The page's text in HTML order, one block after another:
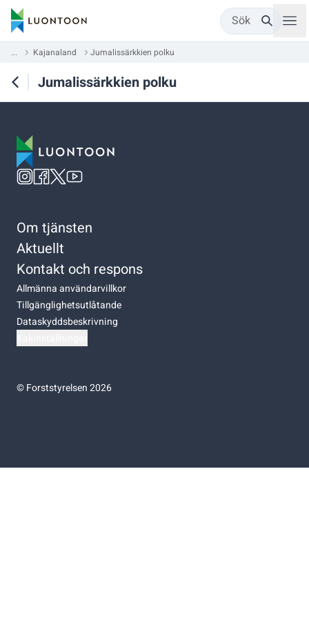
Sök
... Kajanaland Jumalissärkkien polku
Jumalissärkkien polku
Om tjänsten
Aktuellt
Kontakt och respons
Allmänna användarvillkor
Tillgänglighetsutlåtande
Dataskyddsbeskrivning
©Forststyrelsen 2026